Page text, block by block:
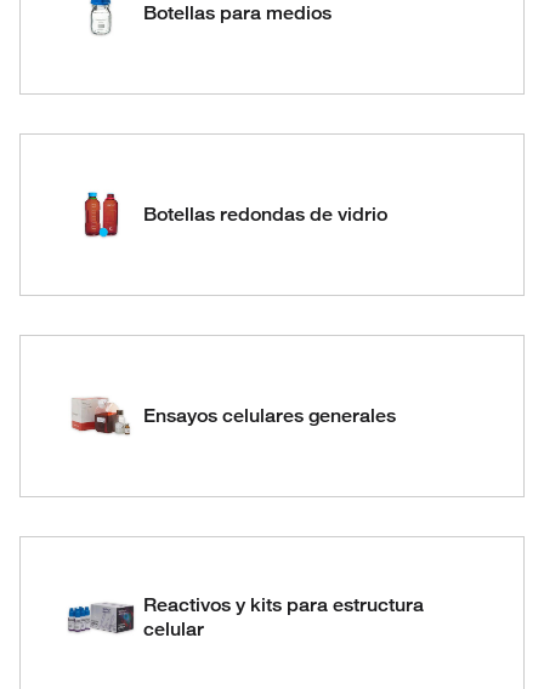
Botellas para medios
Botellas redondas de vidrio
Ensayos celulares generales
Reactivos y kits para estructura
celular